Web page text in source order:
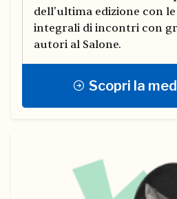
dell'ultima edizione con
integrali di incontri con
autori al Salone.
Scopri la